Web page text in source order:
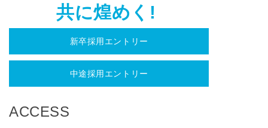
共に煌めく!
新卒採用エントリー
中途採用エントリー
ACCESS